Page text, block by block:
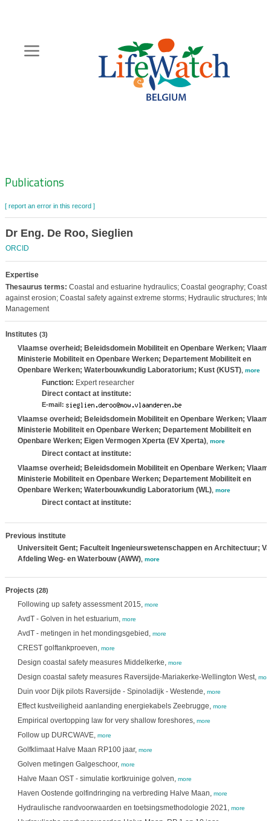
content
Zoeknavigatie
Publications
[ report an error in this record ]
Dr Eng. De Roo, Sieglien
ORCID
Expertise
Thesaurus terms: Coastal and estuarine hydraulics; Coastal geography;
against erosion; Coastal safety against extreme storms; Hydraulic structures;
Management
Institutes (3)
Vlaamse overheid; Beleidsdomein Mobiliteit en Openbare Werken;
Ministerie Mobiliteit en Openbare Werken; Departement Mobiliteit en
Openbare Werken; Waterbouwkundig Laboratorium; Kust (KUST), more
Function: Expert researcher
Direct contact at institute:
E-mail:
Vlaamse overheid; Beleidsdomein Mobiliteit en Openbare Werken;
Ministerie Mobiliteit en Openbare Werken; Departement Mobiliteit en
Openbare Werken; Eigen Vermogen Xperta (EV Xperta), more
Direct contact at institute:
Vlaamse overheid; Beleidsdomein Mobiliteit en Openbare Werken;
Ministerie Mobiliteit en Openbare Werken; Departement Mobiliteit en
Openbare Werken; Waterbouwkundig Laboratorium (WL), more
Direct contact at institute:
Previous institute
Universiteit Gent; Faculteit Ingenieurswetenschappen en Architectuur;
Afdeling Weg- en Waterbouw (AWW), more
Projects (28)
Following up safety assessment 2015, more
AvdT - Golven in het estuarium, more
AvdT - metingen in het mondingsgebied, more
CREST golftankproeven, more
Design coastal safety measures Middelkerke, more
Design coastal safety measures Raversijde-Mariakerke-Wellington West,
Duin voor Dijk pilots Raversijde - Spinoladijk - Westende, more
Effect kustveiligheid aanlanding energiekabels Zeebrugge, more
Empirical overtopping law for very shallow foreshores, more
Follow up DURCWAVE, more
Golfklimaat Halve Maan RP100 jaar, more
Golven metingen Galgeschoor, more
Halve Maan OST - simulatie kortkruinige golven, more
Haven Oostende golfindringing na verbreding Halve Maan, more
Hydraulische randvoorwaarden en toetsingsmethodologie 2021, more